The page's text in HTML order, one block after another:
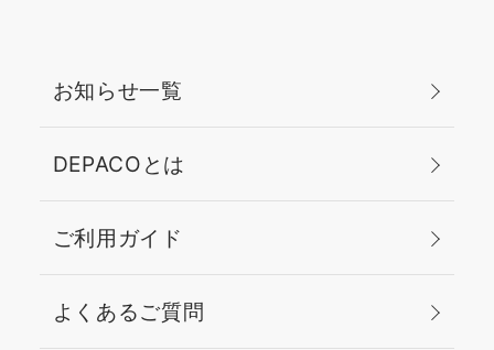
お知らせ一覧
DEPACOとは
ご利用ガイド
よくあるご質問